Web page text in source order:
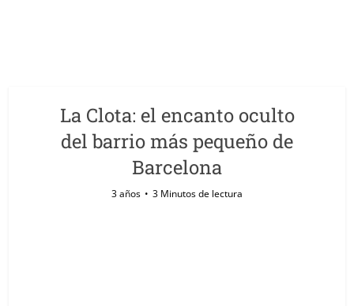
La Clota: el encanto oculto
del barrio más pequeño de
Barcelona
3 años 3 Minutos de lectura